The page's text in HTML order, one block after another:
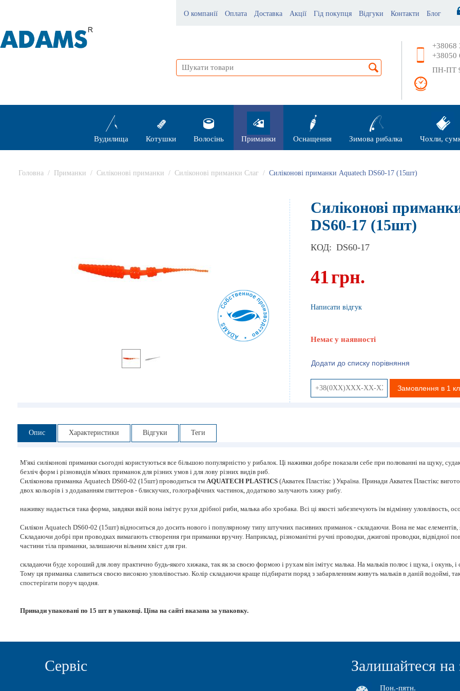
О компанії Оплата Доставка Акції Гід покупця Відгуки Контакти Блог
+38068
+38050
ПН-ПТ
Вудилища Котушки Волосінь Приманки Оснащення Зимова рибалка Чохли,
Головна / Приманки / Силіконові приманки / Силіконові приманки Слаг / Силіконові приманки Aquatech DS60-17 (15шт)
Силіконові
DS60-17 (15шт)
КОД: DS60-17
41грн.
Написати відгук
Немає у наявності
Додати до списку порівняння
Замовлення в 1
Опис Характеристики Відгуки Теги
М'які силіконові приманки сьогодні користуються все більшою популярністю у рибалок. Ці наживки добре показали себе при полюванні на щуку,
безліч форм і різновидів м'яких приманок для різних умов і для лову різних видів риб.
Силіконова приманка Aquatech DS60-02 (15шт) проводиться тм AQUATECH PLASTICS (Акватек Пластікс ) Україна. Принади Акватек Пластікс
двох кольорів і з додаванням глиттеров - блискучих, голографічних частинок, додатково залучають хижу рибу.
наживку надається така форма, завдяки якій вона імітує рухи дрібної риби, малька або хробака. Всі ці якості забезпечують їм відмінну уловлівость,
Силікон Aquatech DS60-02 (15шт) відноситься до досить нового і популярному типу штучних пасивних приманок - складаючи. Вона не має елементів,
Складаючи добрі при проводках вимагають створення гри приманки вручну. Наприклад, різноманітні ручні проводки, джигові проводки, відвідної
частини тіла приманки, залишаючи вільним хвіст для гри.
складаючи буде хороший для лову практично будь-якого хижака, так як за своєю формою і рухам він імітує малька. На мальків полює і щука, і окунь,
Тому ця приманка славиться своєю високою уловлівостью. Колір складаючи краще підбирати поряд з забарвленням живуть мальків в даній водоймі,
спостерігати поруч щодня.
Принади упаковані по 15 шт в упаковці. Ціна на сайті вказана за упаковку.
Сервіс Залишайтеся на
Пон.-пятн.